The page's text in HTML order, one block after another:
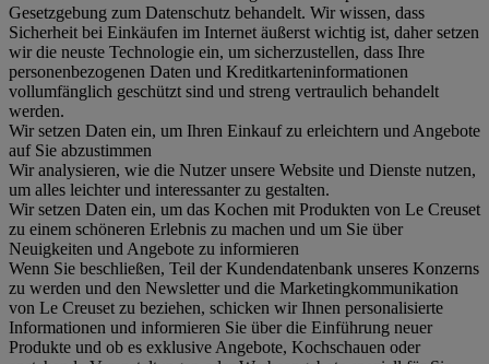
Gesetzgebung zum Datenschutz behandelt. Wir wissen, dass
Sicherheit bei Einkäufen im Internet äußerst wichtig ist, daher setzen
wir die neuste Technologie ein, um sicherzustellen, dass Ihre
personenbezogenen Daten und Kreditkarteninformationen
vollumfänglich geschützt sind und streng vertraulich behandelt
werden.
Wir setzen Daten ein, um Ihren Einkauf zu erleichtern und Angebote
auf Sie abzustimmen
Wir analysieren, wie die Nutzer unsere Website und Dienste nutzen,
um alles leichter und interessanter zu gestalten.
Wir setzen Daten ein, um das Kochen mit Produkten von Le Creuset
zu einem schöneren Erlebnis zu machen und um Sie über
Neuigkeiten und Angebote zu informieren
Wenn Sie beschließen, Teil der Kundendatenbank unseres Konzerns
zu werden und den Newsletter und die Marketingkommunikation
von Le Creuset zu beziehen, schicken wir Ihnen personalisierte
Informationen und informieren Sie über die Einführung neuer
Produkte und ob es exklusive Angebote, Kochschauen oder